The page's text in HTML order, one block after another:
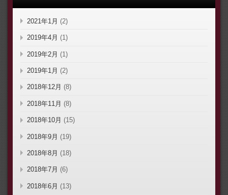
2021年1月 (2)
2019年4月 (1)
2019年2月 (1)
2019年1月 (2)
2018年12月 (8)
2018年11月 (8)
2018年10月 (15)
2018年9月 (19)
2018年8月 (18)
2018年7月 (6)
2018年6月 (13)